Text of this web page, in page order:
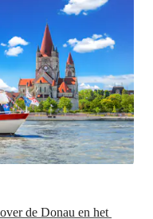
de Donau en het